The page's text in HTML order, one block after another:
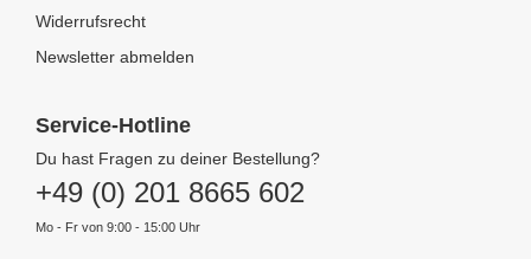
Widerrufsrecht
Newsletter abmelden
Service-Hotline
Du hast Fragen zu deiner Bestellung?
+49 (0) 201 8665 602
Mo - Fr von 9:00 - 15:00 Uhr